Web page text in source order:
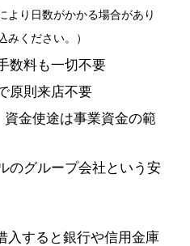
より日数がかかる場合があり
みください。）
数料も一切不要
原則来店不要
金使途は事業資金の範
のグループ会社という安
入すると銀行や信用金庫